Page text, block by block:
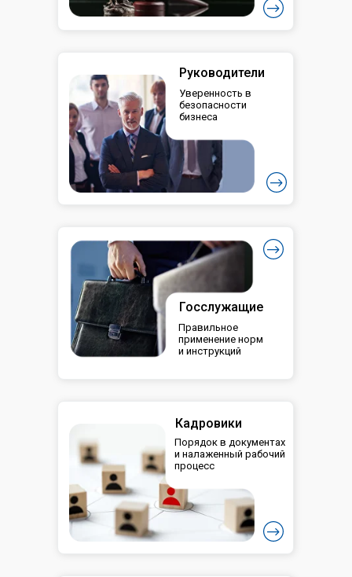
Госслужащие
Правильное
применение норм
и инструкций
Руководители
Уверенность в
безопасности
бизнеса
Кадровики
Порядок в документах
и налаженный рабочий
процесс